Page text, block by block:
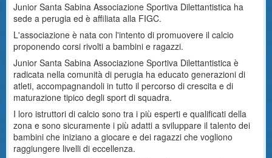
Junior Santa Sabina Associazione Sportiva Dilettantistica ha
sede a perugia ed è affiliata alla FIGC.
L'associazione è nata con l'intento di promuovere il calcio
proponendo corsi rivolti a bambini e ragazzi.
Junior Santa Sabina Associazione Sportiva Dilettantistica è
radicata nella comunità di perugia ha educato generazioni di
atleti, accompagnandoli in tutto il percorso di crescita e di
maturazione tipico degli sport di squadra.
I loro istruttori di calcio sono tra i più esperti e qualificati della
zona e sono sicuramente i più adatti a sviluppare il talento dei
bambini che iniziano a giocare e dei ragazzi che vogliono
raggiungere livelli di eccellenza.